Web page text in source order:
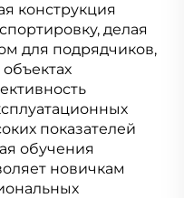
конструкция
делая
для подрядчиков,
показателей
обучения
новичкам